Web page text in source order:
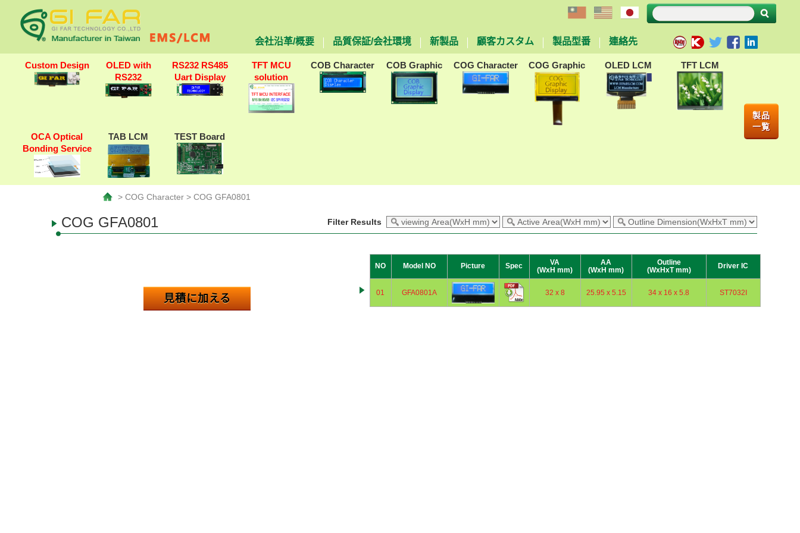
会社沿革/概要 品質保証/会社環境 新製品 顧客カスタム 製品型番 連絡先
Custom Design
OLED with
RS232
RS232 RS485
Uart Display
TFT MCU
solution
COB Character COB Graphic COG Character COG Graphic OLED LCM TFT LCM
OCA Optical
Bonding Service
TAB LCM TEST Board
製品
一覧
> COG Character > COG GFA0801
COG GFA0801 Filter Results
見積に加える
NO Model NO Picture Spec
VA
(WxH mm)
AA
(WxH mm)
Outline
(WxHxT mm)
Driver IC
01 GFA0801A 32 x 8 25.95 x 5.15 34 x 16 x 5.8 ST7032I